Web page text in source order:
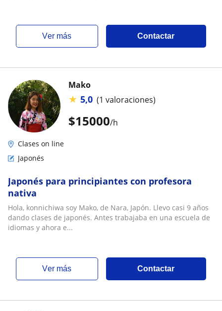
ver más Contactar
$15000/h
Mako
★ 5,0 (1 valoraciones)
Clases on line
Japonés
Japonés para principiantes con profesora
nativa
Hola, konnichiwa soy Mako, de Nara, Japón. Llevo casi 9 años
dando clases de japonés. Antes trabajaba en una escuela de
idiomas y ahora e...
ver más Contactar